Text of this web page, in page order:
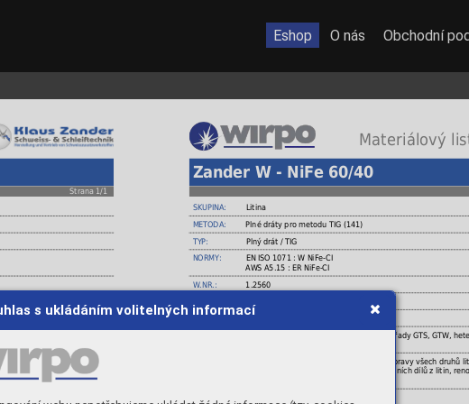
s ukládáním volitelných informací
Strana 1/1
předehřevu. Vhodný pro
litin a dostavba chybějícího
Materiálový
Zander W - NiFe 60/40
SKUPINA: Litina
METODA: Plné dráty pro metodu TIG (141)
TYP: Plný drát / TIG
NORMY:
EN ISO 1071 : W NiFe-CI
AWS A5.15 : ER NiFe-CI
W.NR.:
1.2560
GG10 až GG40 , GGG40 až GGG60, litiny řady GTS, GTW,
Plný drát z Ni-Fe slitiny pro svařování a opravy všech druhů
opravy bloků motorů, čerpadel, konstrukčních dílů z litin,
Eshop O nás Obchodní